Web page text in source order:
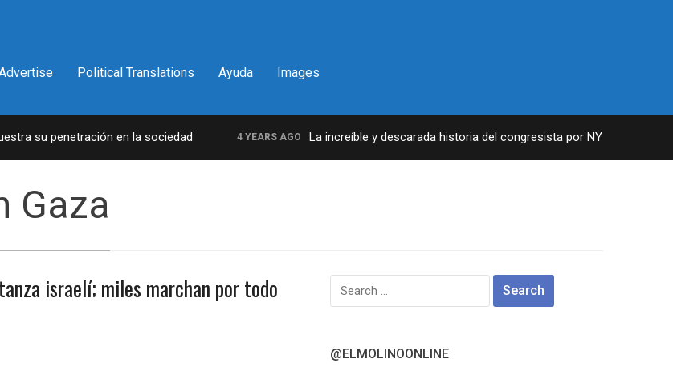
Political Translations Ayuda Images
su penetración en la sociedad 4 YEARS AGO La increíble y descarada historia del congresista por NY George Santos
Gaza
israelí; miles marchan por todo
Search
for:
@ELMOLINOONLINE